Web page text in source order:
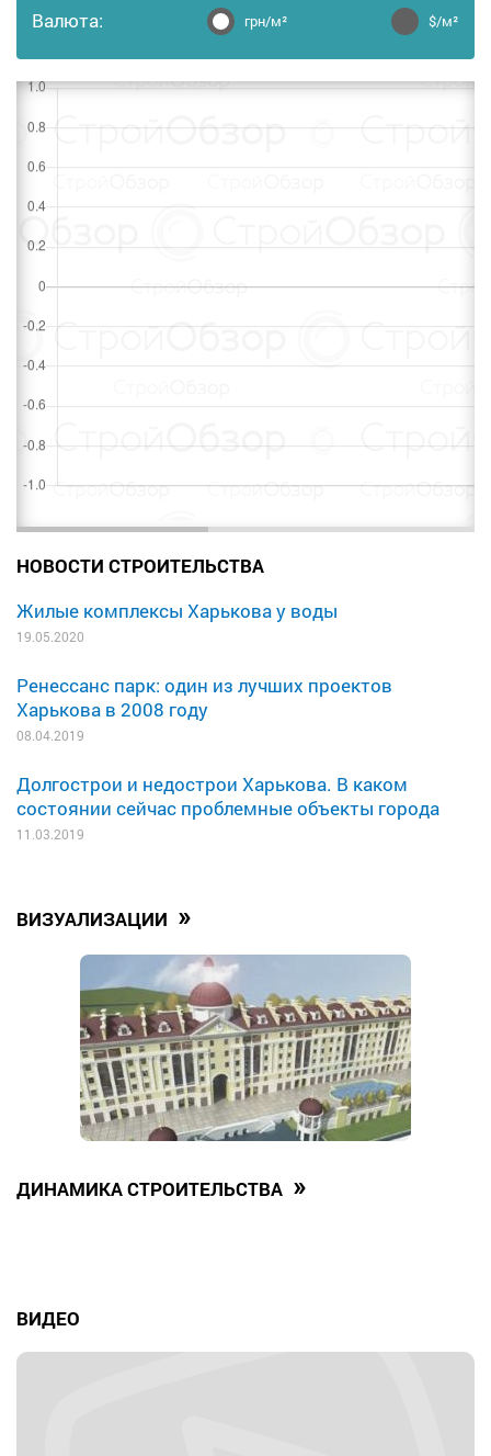
Валюта: грн/м² $/м²
НОВОСТИ СТРОИТЕЛЬСТВА
Жилые комплексы Харькова у воды
19.05.2020
Ренессанс парк: один из лучших проектов
Харькова в 2008 году
08.04.2019
Долгострои и недострои Харькова. В каком
состоянии сейчас проблемные объекты города
11.03.2019
ВИЗУАЛИЗАЦИИ »
ДИНАМИКА СТРОИТЕЛЬСТВА »
ВИДЕО